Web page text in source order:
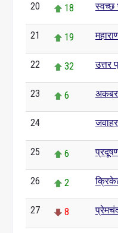
20 18 स्वच्छ
21 19
22 32 उत्तर
23 6 अकबर
24
25 6
26 2
27 8